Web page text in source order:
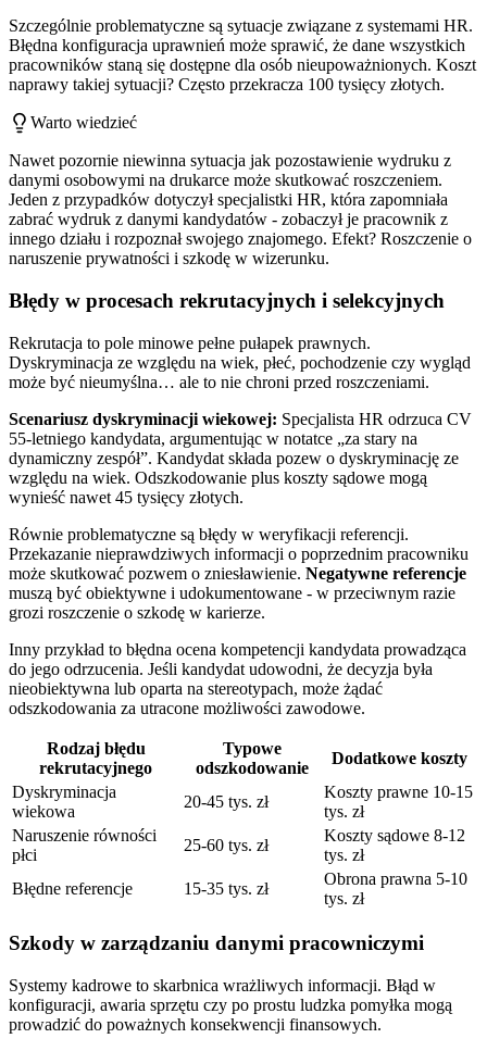
Szczególnie problematyczne są sytuacje związane z systemami HR.
Błędna konfiguracja uprawnień może sprawić, że dane wszystkich
pracowników staną się dostępne dla osób nieupoważnionych. Koszt
naprawy takiej sytuacji? Często przekracza 100 tysięcy złotych.
Warto wiedzieć
Nawet pozornie niewinna sytuacja jak pozostawienie wydruku z
danymi osobowymi na drukarce może skutkować roszczeniem.
Jeden z przypadków dotyczył specjalistki HR, która zapomniała
zabrać wydruk z danymi kandydatów - zobaczył je pracownik z
innego działu i rozpoznał swojego znajomego. Efekt? Roszczenie o
naruszenie prywatności i szkodę w wizerunku.
Błędy w procesach rekrutacyjnych i selekcyjnych
Rekrutacja to pole minowe pełne pułapek prawnych.
Dyskryminacja ze względu na wiek, płeć, pochodzenie czy wygląd
może być nieumyślna… ale to nie chroni przed roszczeniami.
Scenariusz dyskryminacji wiekowej: Specjalista HR odrzuca CV
55-letniego kandydata, argumentując w notatce „za stary na
dynamiczny zespół”. Kandydat składa pozew o dyskryminację ze
względu na wiek. Odszkodowanie plus koszty sądowe mogą
wynieść nawet 45 tysięcy złotych.
Równie problematyczne są błędy w weryfikacji referencji.
Przekazanie nieprawdziwych informacji o poprzednim pracowniku
może skutkować pozwem o zniesławienie. Negatywne referencje
muszą być obiektywne i udokumentowane - w przeciwnym razie
grozi roszczenie o szkodę w karierze.
Inny przykład to błędna ocena kompetencji kandydata prowadząca
do jego odrzucenia. Jeśli kandydat udowodni, że decyzja była
nieobiektywna lub oparta na stereotypach, może żądać
odszkodowania za utracone możliwości zawodowe.
Rodzaj błędu
rekrutacyjnego
Typowe
odszkodowanie
Dodatkowe koszty
Dyskryminacja
wiekowa
20-45 tys. zł
Koszty prawne 10-15
tys. zł
Naruszenie równości
płci
25-60 tys. zł
Koszty sądowe 8-12
tys. zł
Błędne referencje
15-35 tys. zł
Obrona prawna 5-10
tys. zł
Szkody w zarządzaniu danymi pracowniczymi
Systemy kadrowe to skarbnica wrażliwych informacji. Błąd w
konfiguracji, awaria sprzętu czy po prostu ludzka pomyłka mogą
prowadzić do poważnych konsekwencji finansowych.